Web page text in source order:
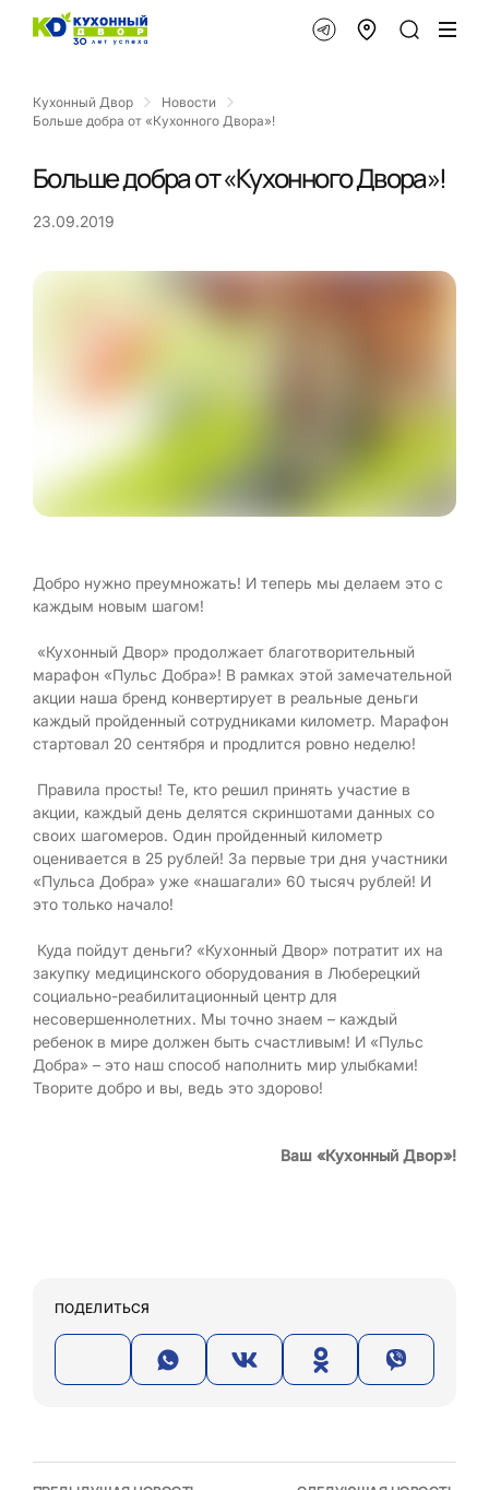
Кухонный Двор
Новости
Больше добра от «Кухонного Двора»!
Больше добра от «Кухонного Двора»!
23.09.2019
Добро нужно преумножать! И теперь мы делаем это с
каждым новым шагом!
«Кухонный Двор» продолжает благотворительный
марафон «Пульс Добра»! В рамках этой замечательной
акции наша бренд конвертирует в реальные деньги
каждый пройденный сотрудниками километр. Марафон
стартовал 20 сентября и продлится ровно неделю!
Правила просты! Те, кто решил принять участие в
акции, каждый день делятся скриншотами данных со
своих шагомеров. Один пройденный километр
оценивается в 25 рублей! За первые три дня участники
«Пульса Добра» уже «нашагали» 60 тысяч рублей! И
это только начало!
Куда пойдут деньги? «Кухонный Двор» потратит их на
закупку медицинского оборудования в Люберецкий
социально-реабилитационный центр для
несовершеннолетних. Мы точно знаем – каждый
ребенок в мире должен быть счастливым! И «Пульс
Добра» – это наш способ наполнить мир улыбками!
Творите добро и вы, ведь это здорово!
Ваш «Кухонный Двор»!
ПОДЕЛИТЬСЯ